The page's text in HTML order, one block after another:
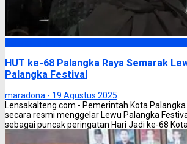
HUT ke-68 Palangka Raya Semarak
Palangka Festival
maradona - 19 Agustus 2025
Lensakalteng.com - Pemerintah Kota Palangka
secara resmi menggelar Lewu Palangka
sebagai puncak peringatan Hari Jadi ke-68 Kota